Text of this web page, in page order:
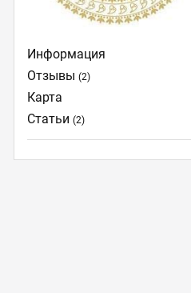
Информация
Отзывы(2)
Карта
Статьи(2)